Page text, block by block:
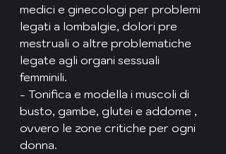
medici e ginecologi per problemi
legati a lombalgie, dolori pre
mestruali o altre problematiche
legate agli organi sessuali
femminili.
- Tonifica e modella i muscoli di
busto, gambe, glutei e addome ,
ovvero le zone critiche per ogni
donna.